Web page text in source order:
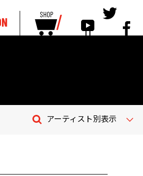
SHOP
アーティスト別表示